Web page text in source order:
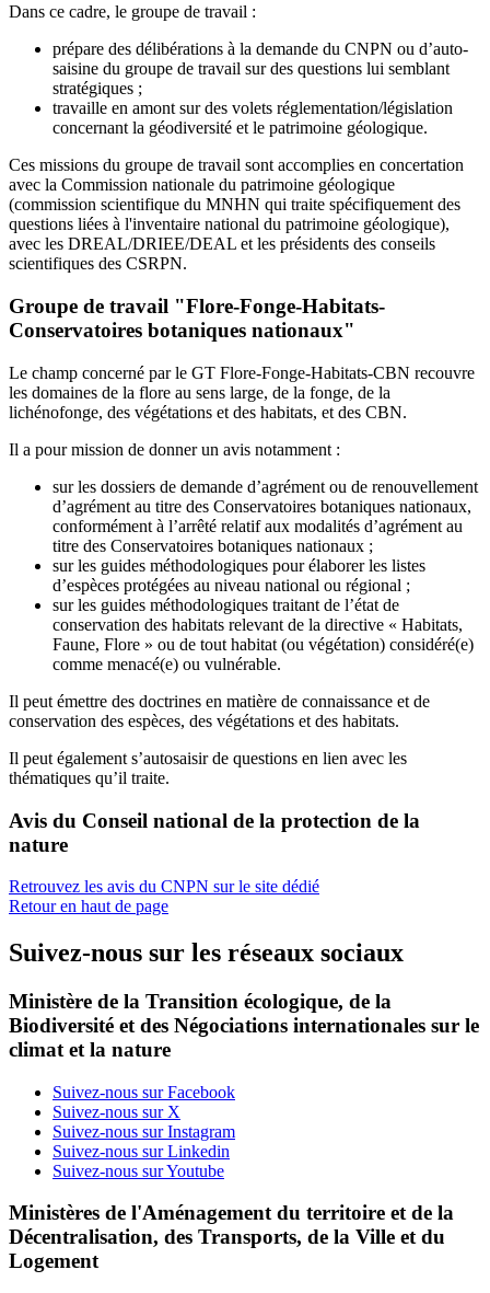
Dans ce cadre, le groupe de travail :
prépare des délibérations à la demande du CNPN ou d’auto-
saisine du groupe de travail sur des questions lui semblant
stratégiques ;
travaille en amont sur des volets réglementation/législation
concernant la géodiversité et le patrimoine géologique.
Ces missions du groupe de travail sont accomplies en concertation
avec la Commission nationale du patrimoine géologique
(commission scientifique du MNHN qui traite spécifiquement des
questions liées à l'inventaire national du patrimoine géologique),
avec les DREAL/DRIEE/DEAL et les présidents des conseils
scientifiques des CSRPN.
Groupe de travail "Flore-Fonge-Habitats-
Conservatoires botaniques nationaux"
Le champ concerné par le GT Flore-Fonge-Habitats-CBN recouvre
les domaines de la flore au sens large, de la fonge, de la
lichénofonge, des végétations et des habitats, et des CBN.
Il a pour mission de donner un avis notamment :
sur les dossiers de demande d’agrément ou de renouvellement
d’agrément au titre des Conservatoires botaniques nationaux,
conformément à l’arrêté relatif aux modalités d’agrément au
titre des Conservatoires botaniques nationaux ;
sur les guides méthodologiques pour élaborer les listes
d’espèces protégées au niveau national ou régional ;
sur les guides méthodologiques traitant de l’état de
conservation des habitats relevant de la directive « Habitats,
Faune, Flore » ou de tout habitat (ou végétation) considéré(e)
comme menacé(e) ou vulnérable.
Il peut émettre des doctrines en matière de connaissance et de
conservation des espèces, des végétations et des habitats.
Il peut également s’autosaisir de questions en lien avec les
thématiques qu’il traite.
Avis du Conseil national de la protection de la
nature
Retrouvez les avis du CNPN sur le site dédié
Retour en haut de page
Suivez-nous sur les réseaux sociaux
Ministère de la Transition écologique, de la
Biodiversité et des Négociations internationales sur le
climat et la nature
Suivez-nous sur Facebook
Suivez-nous sur X
Suivez-nous sur Instagram
Suivez-nous sur Linkedin
Suivez-nous sur Youtube
Ministères de l'Aménagement du territoire et de la
Décentralisation, des Transports, de la Ville et du
Logement